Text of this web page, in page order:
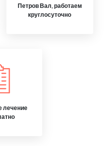
Петров Вал, работаем
круглосуточно
лечение